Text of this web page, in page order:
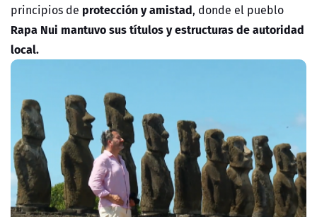
principios de protección y amistad, donde el pueblo
Rapa Nui mantuvo sus títulos y estructuras de autoridad
local.